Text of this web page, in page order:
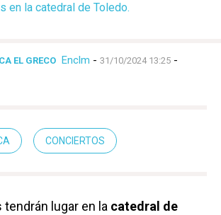
en la catedral de Toledo.
EL GRECO Enclm - 31/10/2024 13:25 -
CONCIERTOS
lugar en la catedral de